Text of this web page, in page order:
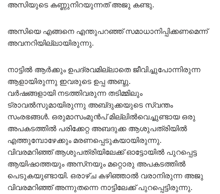
അസിയുടെ കണ്ണുനിറയുന്നത് അജു കണ്ടു.
അസിയെ എങ്ങനെ എന്തുപറഞ്ഞ് സമാധാനിപ്പിക്കണമെന്ന്
അവനറിയില്ലായിരുന്നു.
നാട്ടിൽ ആർക്കും ഉപദ്രവമില്ലാതെ ജീവിച്ചുപോന്നിരുന്ന
ആളായിരുന്നു ഇവരുടെ ഉപ്പ അബ്ദു.
വർഷങ്ങളായി നടത്തിവരുന്ന തടിമ്മിലും
ട്രാവൽസുമായിരുന്നു അബ്‌ദുക്കയുടെ സ്വന്തം
സംരഭങ്ങൾ. ഒരുമാസംമുൻപ് മില്ലിൽവെച്ചുണ്ടായ ഒരു
അപകടത്തിൽ പരിക്കേറ്റ അബദുക്ക ആശുപത്രിയിൽ
എത്തുമ്പോഴേക്കും മരണപ്പെടുകയായിരുന്നു.
വിവരമറിഞ്ഞ് ആശുപത്രിയിലേക്ക് ഓട്ടോയിൽ പുറപ്പെട്ട
ആയിഷാത്തയും അസ്‌നയും മറ്റൊരു അപകടത്തിൽ
പെടുകയുണ്ടായി. ഒരാഴ്ച കഴിഞ്ഞാൽ വരാനിരുന്ന അജു
വിവരമറിഞ്ഞ് അന്നുതന്നെ നാട്ടിലേക്ക് പുറപ്പെട്ടിരുന്നു.